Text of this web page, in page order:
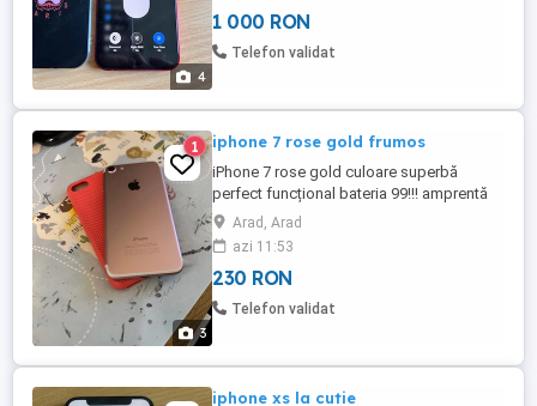
4
1 000 RON
Telefon validat
3
1 iphone 7 rose gold frumos
iPhone 7 rose gold culoare superbă
perfect funcțional bateria 99!!! amprentă
funcțională accept și schimb cu alt
telefon după caz ofer diferență doar în
Arad schimb
Arad, Arad
azi 11:53
230 RON
Telefon validat
iphone xs la cutie